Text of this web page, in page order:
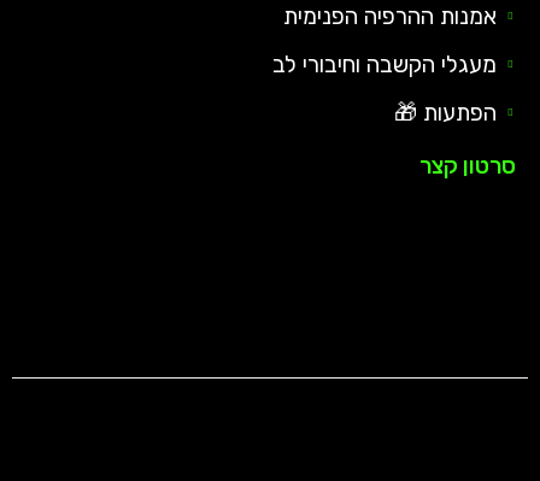
אמנות ההרפיה הפנימית
מעגלי הקשבה וחיבורי לב
הפתעות 🎁
סרטון קצר